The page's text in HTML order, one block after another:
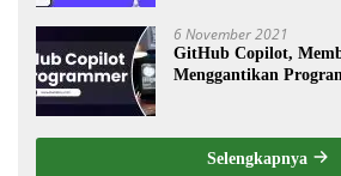
6 November 2021
GitHub Copilot,
Menggantikan
Selengkapnya